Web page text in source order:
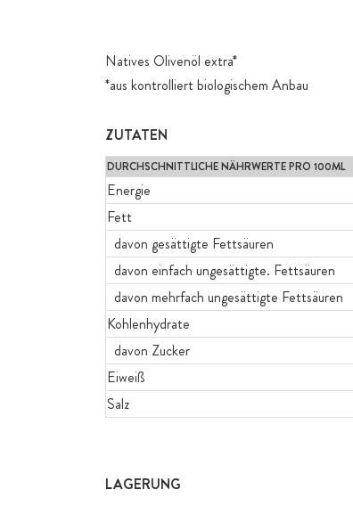
Natives Olivenöl extra*
*aus kontrolliert biologischem Anbau
ZUTATEN
DURCHSCHNITTLICHE NÄHRWERTE PRO 100ML
Energie
Fett
davon gesättigte Fettsäuren
davon einfach ungesättigte. Fettsäuren
davon mehrfach ungesättigte Fettsäuren
Kohlenhydrate
davon Zucker
Eiweiß
Salz
LAGERUNG